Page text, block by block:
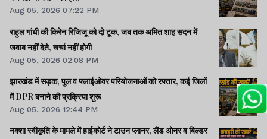
Aug 05, 2026 07:22 PM
राहुल गांधी की किरेन रिजिजू को दो टूक, जब तक अमित शाह सदन में
जवाब नहीं देते, चर्चा नहीं होगी
Aug 05, 2026 02:08 PM
झारखंड में सड़क, पुल व फ्लाईओवर परियोजनाओं को रफ्तार, कई जिलों
में DPR बनाने की प्रक्रिया शुरू
Aug 05, 2026 12:44 PM
नक्शा स्वीकृति के मामले में हाईकोर्ट ने टाउन प्लानर, लैंड ओनर व बिल्डर